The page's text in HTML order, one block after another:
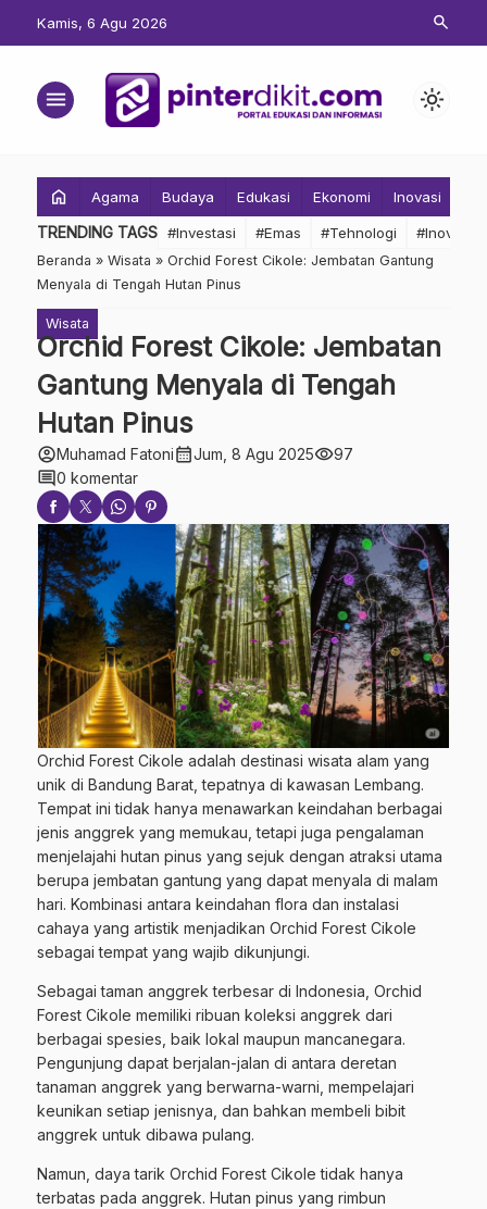
Kamis, 6 Agu 2026 search
menu light_mode
home Agama Budaya Edukasi Ekonomi Inovasi
TRENDING TAGS #Investasi #Emas #Tehnologi #Inovasi
Beranda » Wisata » Orchid Forest Cikole: Jembatan Gantung
Menyala di Tengah Hutan Pinus
Wisata
Orchid Forest Cikole: Jembatan
Gantung Menyala di Tengah
Hutan Pinus
account_circleMuhamad Fatonicalendar_monthJum, 8 Agu 2025visibility97
comment0 komentar
Orchid Forest Cikole adalah destinasi wisata alam yang
unik di Bandung Barat, tepatnya di kawasan Lembang.
Tempat ini tidak hanya menawarkan keindahan berbagai
jenis anggrek yang memukau, tetapi juga pengalaman
menjelajahi hutan pinus yang sejuk dengan atraksi utama
berupa jembatan gantung yang dapat menyala di malam
hari. Kombinasi antara keindahan flora dan instalasi
cahaya yang artistik menjadikan Orchid Forest Cikole
sebagai tempat yang wajib dikunjungi.
Sebagai taman anggrek terbesar di Indonesia, Orchid
Forest Cikole memiliki ribuan koleksi anggrek dari
berbagai spesies, baik lokal maupun mancanegara.
Pengunjung dapat berjalan-jalan di antara deretan
tanaman anggrek yang berwarna-warni, mempelajari
keunikan setiap jenisnya, dan bahkan membeli bibit
anggrek untuk dibawa pulang.
Namun, daya tarik Orchid Forest Cikole tidak hanya
terbatas pada anggrek. Hutan pinus yang rimbun